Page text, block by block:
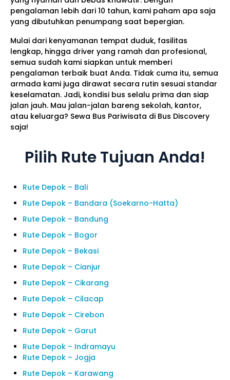
pengalaman lebih dari 10 tahun, kami paham apa saja
yang dibutuhkan penumpang saat bepergian.
Mulai dari kenyamanan tempat duduk, fasilitas
lengkap, hingga driver yang ramah dan profesional,
semua sudah kami siapkan untuk memberi
pengalaman terbaik buat Anda. Tidak cuma itu, semua
armada kami juga dirawat secara rutin sesuai standar
keselamatan. Jadi, kondisi bus selalu prima dan siap
jalan jauh. Mau jalan-jalan bareng sekolah, kantor,
atau keluarga? Sewa Bus Pariwisata di Bus Discovery
saja!
Pilih Rute Tujuan Anda!
Rute Depok – Bali
Rute Depok – Bandara (Soekarno-Hatta)
Rute Depok – Bandung
Rute Depok – Bogor
Rute Depok – Bekasi
Rute Depok – Cianjur
Rute Depok – Cikarang
Rute Depok – Cilacap
Rute Depok – Cirebon
Rute Depok – Garut
Rute Depok – Indramayu
Rute Depok – Jogja
Rute Depok – Karawang